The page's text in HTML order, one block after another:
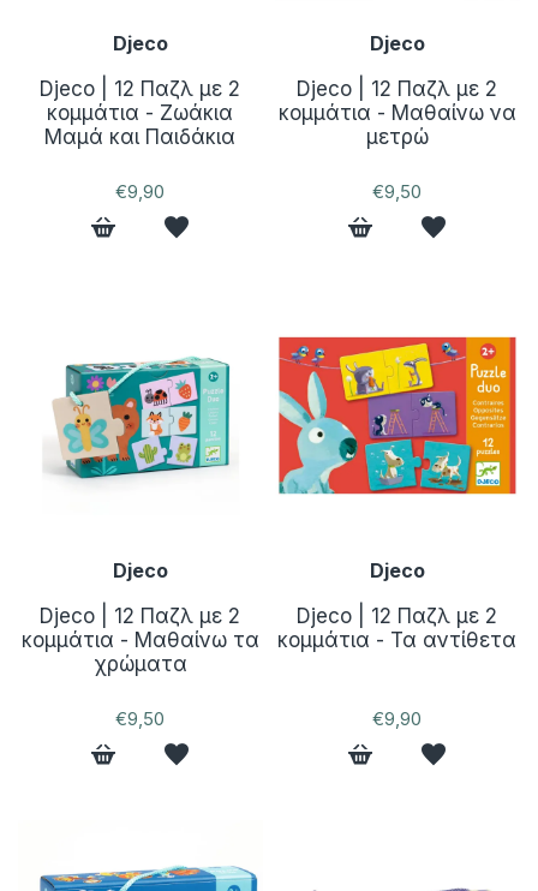
Djeco
Djeco | 12 Παζλ με 2
κομμάτια - Ζωάκια
Μαμά και Παιδάκια
€9,90
Djeco
Djeco | 12 Παζλ με 2
κομμάτια - Μαθαίνω να
μετρώ
€9,50
Djeco
Djeco | 12 Παζλ με 2
κομμάτια - Μαθαίνω τα
χρώματα
€9,50
Djeco
Djeco | 12 Παζλ με 2
κομμάτια - Τα αντίθετα
€9,90